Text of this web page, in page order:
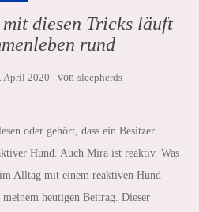
diesen Tricks läuft
rund
April 2020 von sleepherds
oder gehört, dass ein Besitzer
Hund. Auch Mira ist reaktiv. Was
Alltag mit einem reaktiven Hund
heutigen Beitrag. Dieser